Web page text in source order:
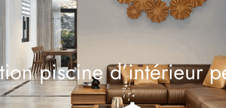
piscine d’intérieur